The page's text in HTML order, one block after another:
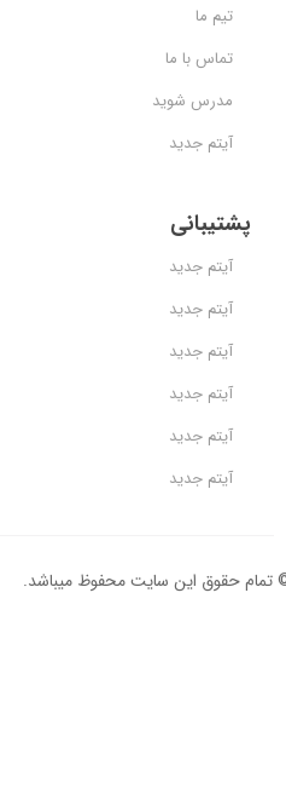
تیم ما
تماس با ما
مدرس شوید
آیتم جدید
پشتیبانی
آیتم جدید
آیتم جدید
آیتم جدید
آیتم جدید
آیتم جدید
آیتم جدید
تمام حقوق این سایت محفوظ میباشد.